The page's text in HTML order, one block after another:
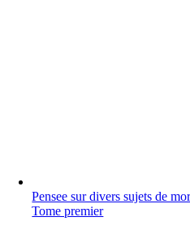
Pensee sur divers sujets de
Tome premier